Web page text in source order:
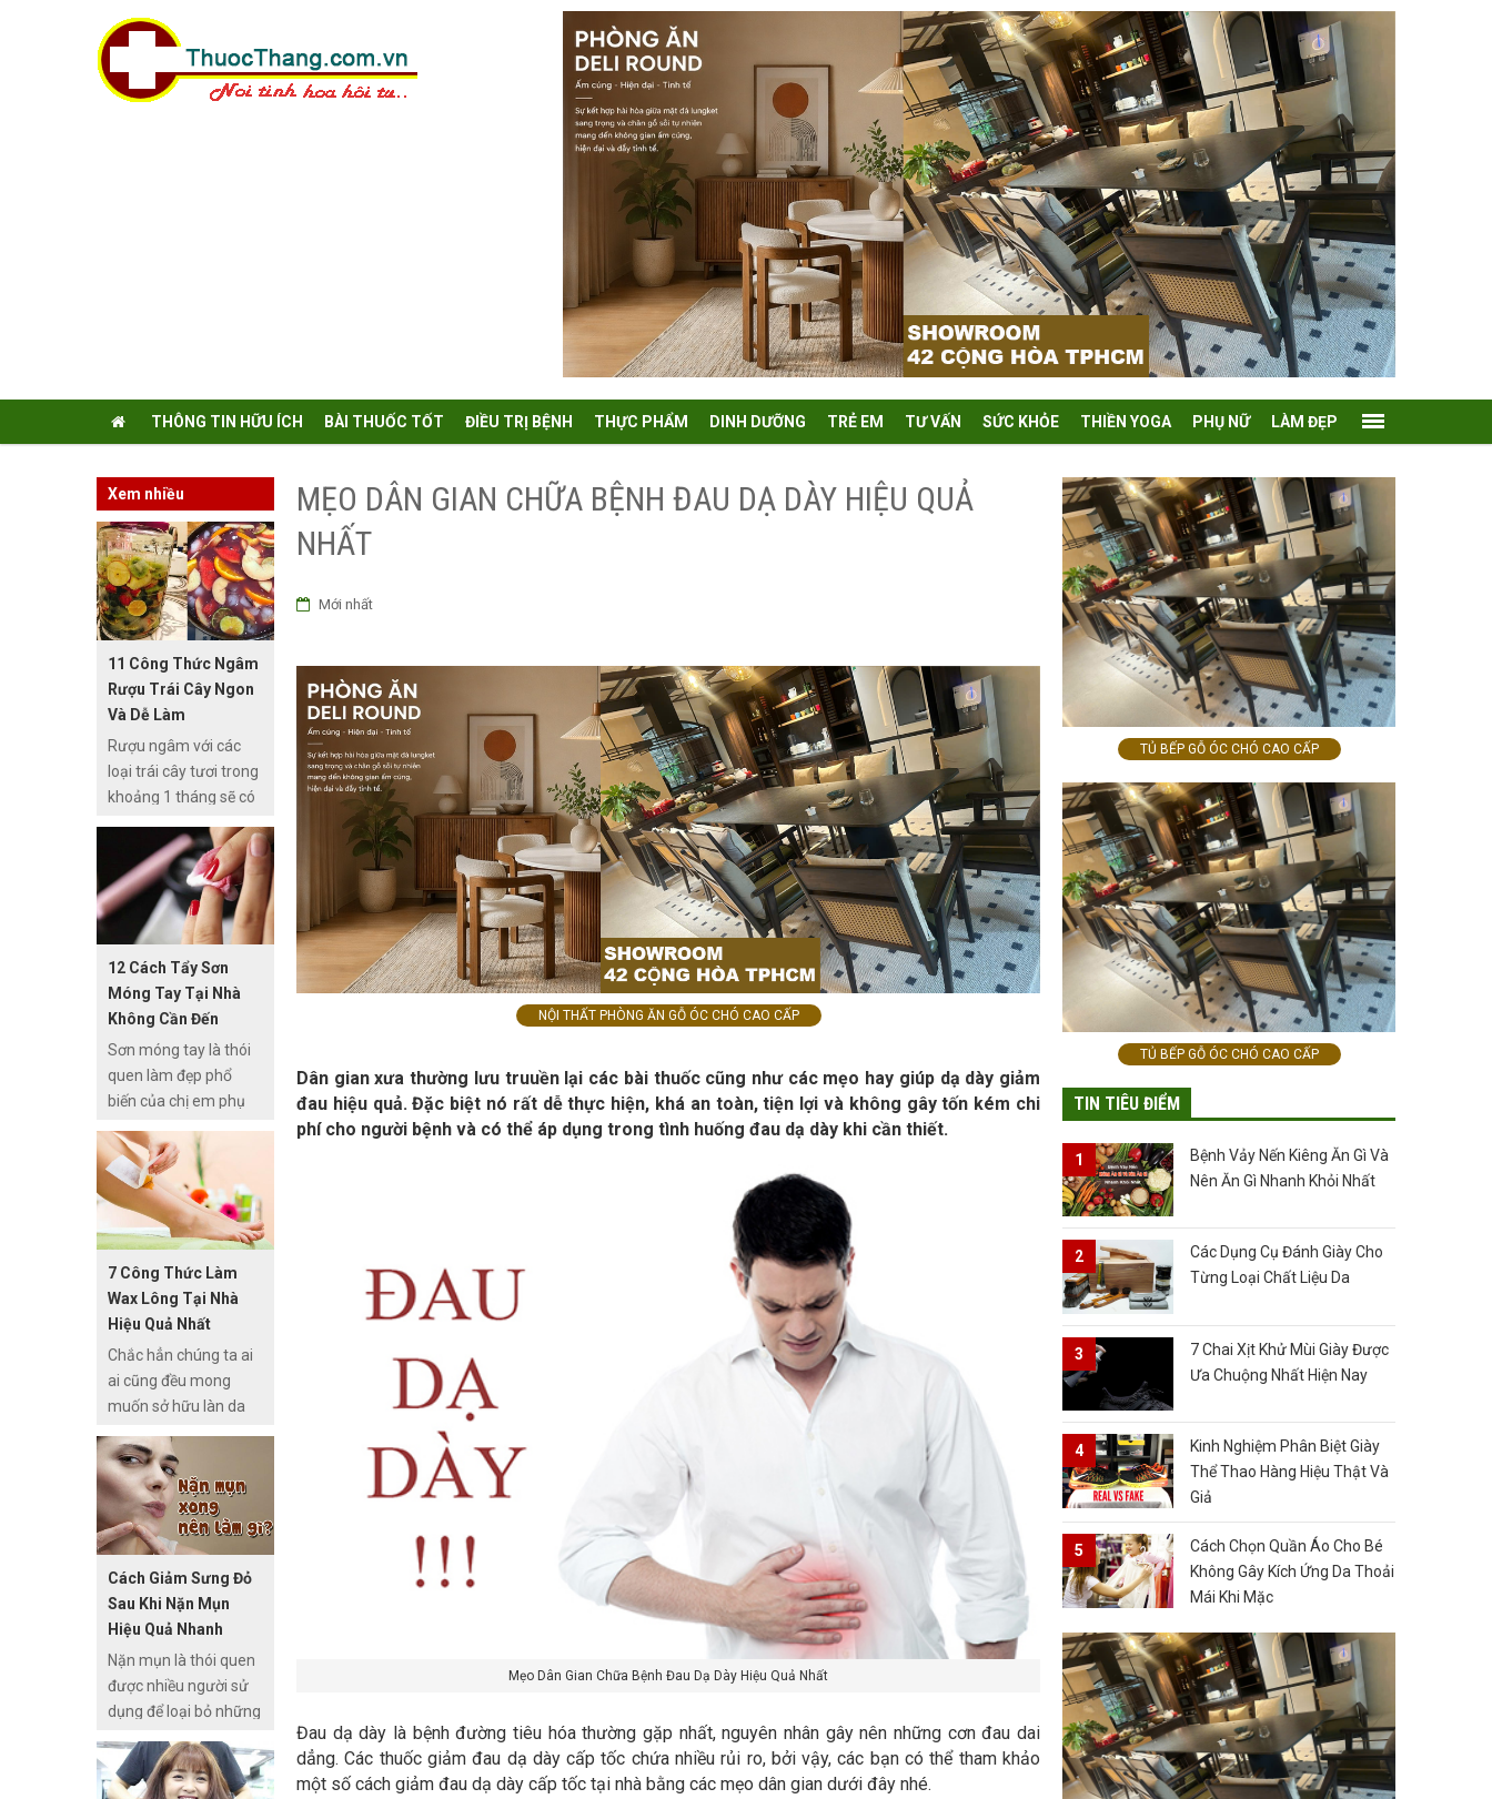
THÔNG TIN HỮU ÍCH BÀI THUỐC TỐT ĐIỀU TRỊ BỆNH THỰC PHẨM DINH DƯỠNG TRẺ EM TƯ VẤN SỨC KHỎE THIỀN YOGA PHỤ NỮ LÀM ĐẸP
MẸO DÂN GIAN CHỮA BỆNH ĐAU DẠ DÀY HIỆU QUẢ
NHẤT
Mới nhất
NỘI THẤT PHÒNG ĂN GỖ ÓC CHÓ CAO CẤP
Dân gian xưa thường lưu truuền lại các bài thuốc cũng như các mẹo hay giúp dạ dày giảm
đau hiệu quả. Đặc biệt nó rất dễ thực hiện, khá an toàn, tiện lợi và không gây tốn kém chi
phí cho người bệnh và có thể áp dụng trong tình huống đau dạ dày khi cần thiết.
Mẹo Dân Gian Chữa Bệnh Đau Dạ Dày Hiệu Quả Nhất
Đau dạ dày là bệnh đường tiêu hóa thường gặp nhất, nguyên nhân gây nên những cơn đau dai
dẳng. Các thuốc giảm đau dạ dày cấp tốc chứa nhiều rủi ro, bởi vậy, các bạn có thể tham khảo
một số cách giảm đau dạ dày cấp tốc tại nhà bằng các mẹo dân gian dưới đây nhé.
Xem nhiều
11 Công Thức Ngâm
Rượu Trái Cây Ngon
Và Dễ Làm
Rượu ngâm với các
loại trái cây tươi trong
khoảng 1 tháng sẽ có
ngọt tự nhiên. Vị ngọt
chính là lượng nước
được tiết ra từ trái cây
kết hợp với vị cay nồng
của rượu nên rất dễ
uống. So với các loại
rượu khác, cách làm
rượu trái cây có độ
cồn nhẹ, lại không sử
dụng thêm bất cứ
chất hóa học nào nên
rất an toàn và sử
dụng được cho nhiều
đối tượng khác nhau.
12 Cách Tẩy Sơn
Móng Tay Tại Nhà
Không Cần Đến
Acetone
Sơn móng tay là thói
quen làm đẹp phổ
biến của chị em phụ
nữ và vì vậy tẩy sơn
móng tay cũng trở
thành một trong
những việc không thể
thiếu trong quy trình
này. Ngoài acetone,
sử dụng các nguyên
liệu quen thuộc có sẵn
trong nhà cũng là
cách tẩy sơn móng
tay an toàn và hiệu
quả mà bạn có thể áp
dụng để “chữa cháy”
trong những trường
hợp cần thiết.
7 Công Thức Làm
Wax Lông Tại Nhà
Hiệu Quả Nhất
Chắc hẳn chúng ta ai
ai cũng đều mong
muốn sở hữu làn da
khỏe mạnh và không
có chiếc lông xấu xí
phải không nào ?
Những chiếc lông trên
da vừa thiếu thẩm mỹ
vừa khiến bạn tự ti vì
thế bạn thường nghĩ
ngay tới chiếc dao cạo
để loại bỏ chúng ngay
lập tức. Nhưng đây là
cách làm không tốt
cho làn da của chúng
ta, dùng dao cạo có
thể gây tổn thương và
Cách Giảm Sưng Đỏ
Sau Khi Nặn Mụn
Hiệu Quả Nhanh
Nặn mụn là thói quen
được nhiều người sử
dụng để loại bỏ những
nhanh chóng nhưng
nó lại khiến da mặt
TỦ BẾP GỖ ÓC CHÓ CAO CẤP
TỦ BẾP GỖ ÓC CHÓ CAO CẤP
TIN TIÊU ĐIỂM
Bệnh Vảy Nến Kiêng Ăn Gì Và
Nên Ăn Gì Nhanh Khỏi Nhất
Các Dụng Cụ Đánh Giày Cho
Từng Loại Chất Liệu Da
7 Chai Xịt Khử Mùi Giày Được
Ưa Chuộng Nhất Hiện Nay
Kinh Nghiệm Phân Biệt Giày
Thể Thao Hàng Hiệu Thật Và
Giả
Cách Chọn Quần Áo Cho Bé
Không Gây Kích Ứng Da Thoải
Mái Khi Mặc